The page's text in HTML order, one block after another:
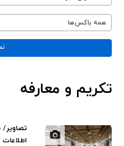
تکریم و معارفه
تصاویر/
همه باکس‌ها